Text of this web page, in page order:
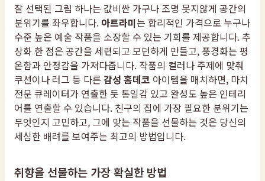
잘 선택된 그림 하나는 값비싼 가구나 조명 못지않게 공간의
분위기를 좌우합니다. 아트라미는 합리적인 가격으로 누구나
수준 높은 예술 작품을 소장할 수 있는 기회를 제공합니다. 추
상화 한 점은 공간을 세련되고 모던하게 만들고, 풍경화는 평
온함과 안정감을 가져다줍니다. 작품의 컬러나 주제에 맞춰
쿠션이나 러그 등 다른 감성 홈데코 아이템을 매치하면, 마치
전문 큐레이터가 연출한 듯 통일감 있고 완성도 높은 인테리
어를 연출할 수 있습니다. 친구의 집에 가장 필요한 분위기는
무엇인지 고민하고, 그에 맞는 작품을 선물하는 것은 당신의
세심한 배려를 보여주는 최고의 방법입니다.
취향을 선물하는 가장 확실한 방법